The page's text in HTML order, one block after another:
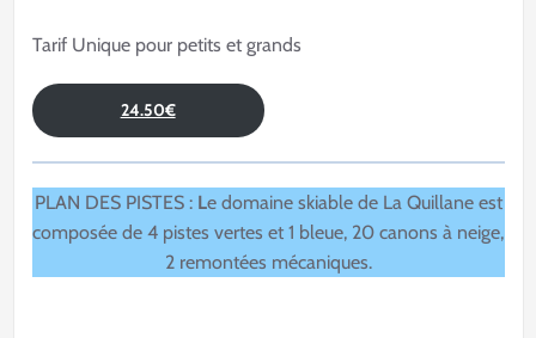
Tarif Unique pour petits et grands
24.50€
PLAN DES PISTES : Le domaine skiable de La Quillane est
composée de 4 pistes vertes et 1 bleue, 20 canons à neige,
2 remontées mécaniques.